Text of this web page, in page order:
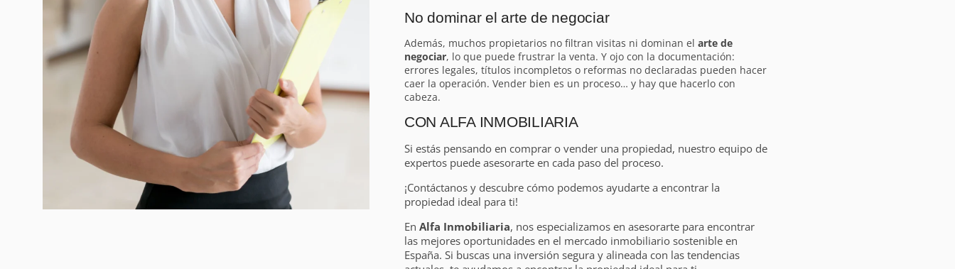
No dominar el arte de negociar
Además, muchos propietarios no filtran visitas ni dominan el arte de
negociar, lo que puede frustrar la venta. Y ojo con la documentación:
errores legales, títulos incompletos o reformas no declaradas pueden hacer
caer la operación. Vender bien es un proceso… y hay que hacerlo con
cabeza.
CON ALFA INMOBILIARIA
Si estás pensando en comprar o vender una propiedad, nuestro equipo de
expertos puede asesorarte en cada paso del proceso.
¡Contáctanos y descubre cómo podemos ayudarte a encontrar la
propiedad ideal para ti!
En Alfa Inmobiliaria, nos especializamos en asesorarte para encontrar
las mejores oportunidades en el mercado inmobiliario sostenible en
España. Si buscas una inversión segura y alineada con las tendencias